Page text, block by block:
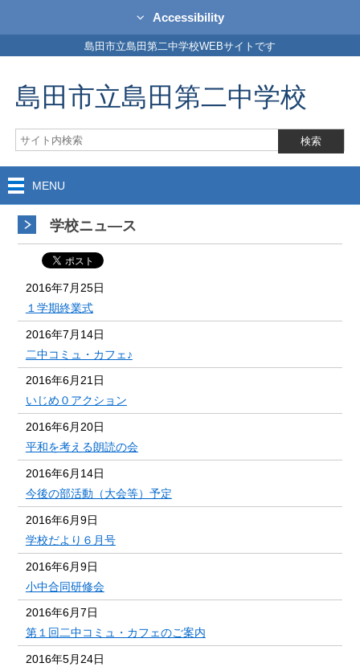
Accessibility
島田市立島田第二中学校WEBサイトです
島田市立島田第二中学校
MENU
学校ニュ―ス
2016年7月25日
１学期終業式
2016年7月14日
二中コミュ・カフェ♪
2016年6月21日
いじめ０アクション
2016年6月20日
平和を考える朗読の会
2016年6月14日
今後の部活動（大会等）予定
2016年6月9日
学校だより６月号
2016年6月9日
小中合同研修会
2016年6月7日
第１回二中コミュ・カフェのご案内
2016年5月24日